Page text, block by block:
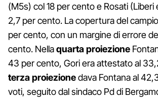
(M5s) col 18 per cento e Rosati (Liberi
2,7 per cento. La copertura del
per cento, con un margine di errore
cento. Nellaquarta proiezione
43 per cento, Gori era attestato al
terza proiezionedava Fontana al
voti, seguito dal sindaco Pd di